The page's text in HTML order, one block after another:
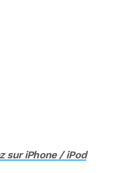
sur iPhone / iPod